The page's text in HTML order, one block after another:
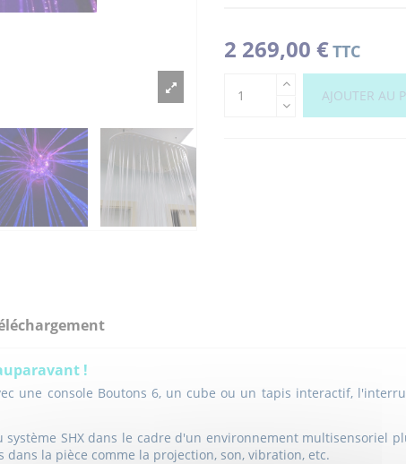
2 269,00 €TTC
AJOUTER AU
!
une console Boutons 6, un cube ou un tapis interactif,
SHX dans le cadre d'un environnement multisensoriel
la pièce comme la projection, son, vibration, etc.